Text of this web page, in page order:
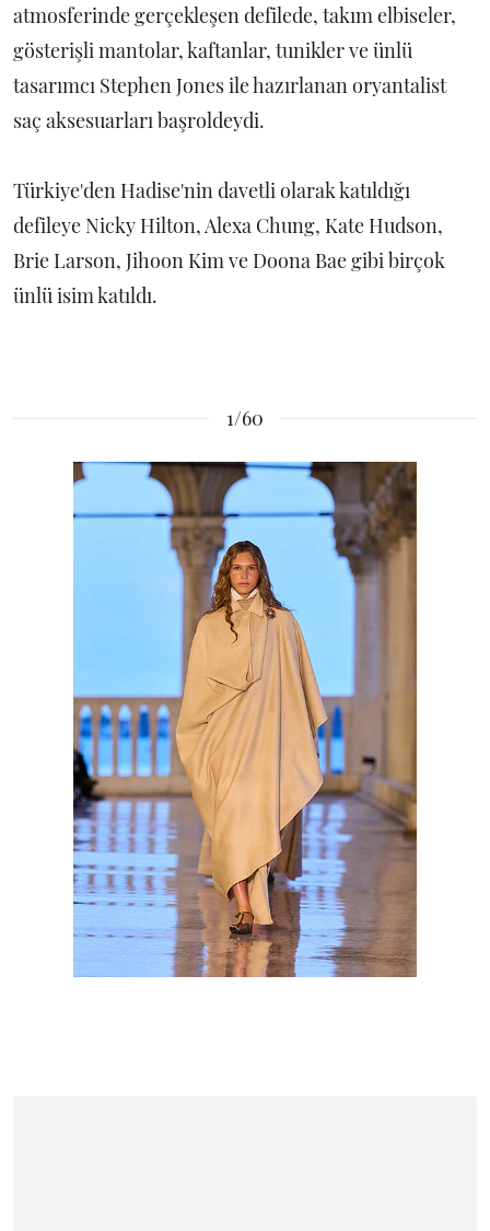
atmosferinde gerçekleşen defilede, takım elbiseler,
gösterişli mantolar, kaftanlar, tunikler ve ünlü
tasarımcı Stephen Jones ile hazırlanan oryantalist
saç aksesuarları başroldeydi.
Türkiye'den Hadise'nin davetli olarak katıldığı
defileye Nicky Hilton, Alexa Chung, Kate Hudson,
Brie Larson, Jihoon Kim ve Doona Bae gibi birçok
ünlü isim katıldı.
1/60